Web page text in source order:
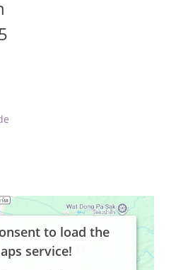
to load the
service!